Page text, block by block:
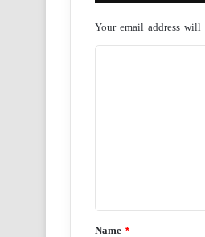
Your email address will
*Name *